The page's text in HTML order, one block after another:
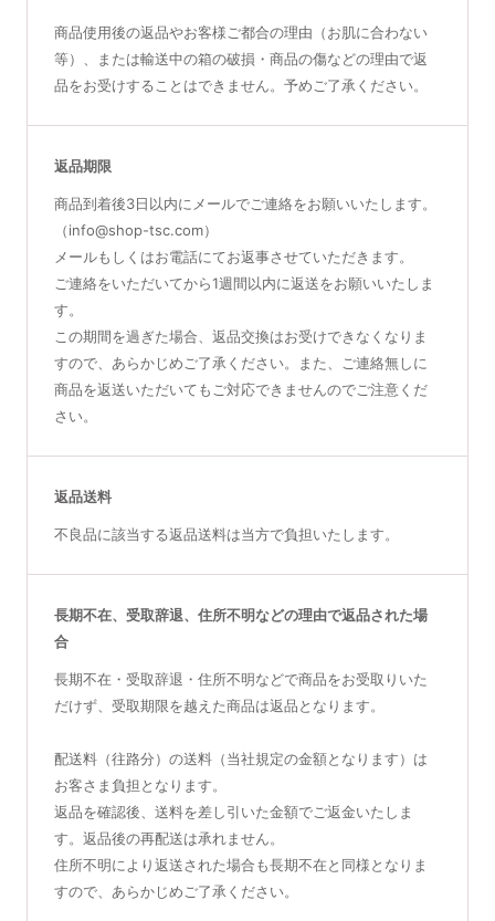
商品使用後の返品やお客様ご都合の理由（お肌に合わない
等）、または輸送中の箱の破損・商品の傷などの理由で返
品をお受けすることはできません。予めご了承ください。
返品期限
商品到着後3日以内にメールでご連絡をお願いいたします。
（info@shop-tsc.com）
メールもしくはお電話にてお返事させていただきます。
ご連絡をいただいてから1週間以内に返送をお願いいたしま
す。
この期間を過ぎた場合、返品交換はお受けできなくなりま
すので、あらかじめご了承ください。また、ご連絡無しに
商品を返送いただいてもご対応できませんのでご注意くだ
さい。
返品送料
不良品に該当する返品送料は当方で負担いたします。
長期不在、受取辞退、住所不明などの理由で返品された場
合
長期不在・受取辞退・住所不明などで商品をお受取りいた
だけず、受取期限を越えた商品は返品となります。
配送料（往路分）の送料（当社規定の金額となります）は
お客さま負担となります。
返品を確認後、送料を差し引いた金額でご返金いたしま
す。返品後の再配送は承れません。
住所不明により返送された場合も長期不在と同様となりま
すので、あらかじめご了承ください。